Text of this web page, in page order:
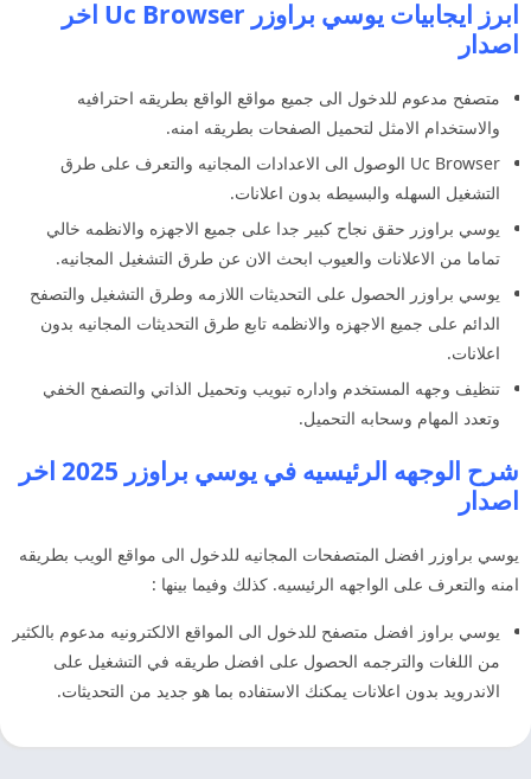
ابرز ايجابيات يوسي براوزر Uc Browser اخر
اصدار
متصفح مدعوم للدخول الى جميع مواقع الواقع بطريقه احترافيه
والاستخدام الامثل لتحميل الصفحات بطريقه امنه.
Uc Browser الوصول الى الاعدادات المجانيه والتعرف على طرق
التشغيل السهله والبسيطه بدون اعلانات.
يوسي براوزر حقق نجاح كبير جدا على جميع الاجهزه والانظمه خالي
تماما من الاعلانات والعيوب ابحث الان عن طرق التشغيل المجانيه.
يوسي براوزر الحصول على التحديثات اللازمه وطرق التشغيل والتصفح
الدائم على جميع الاجهزه والانظمه تابع طرق التحديثات المجانيه بدون
اعلانات.
تنظيف وجهه المستخدم واداره تبويب وتحميل الذاتي والتصفح الخفي
وتعدد المهام وسحابه التحميل.
شرح الوجهه الرئيسيه في يوسي براوزر 2025 اخر
اصدار
يوسي براوزر افضل المتصفحات المجانيه للدخول الى مواقع الويب بطريقه
امنه والتعرف على الواجهه الرئيسيه. كذلك وفيما بينها :
يوسي براوز افضل متصفح للدخول الى المواقع الالكترونيه مدعوم بالكثير
من اللغات والترجمه الحصول على افضل طريقه في التشغيل على
الاندرويد بدون اعلانات يمكنك الاستفاده بما هو جديد من التحديثات.